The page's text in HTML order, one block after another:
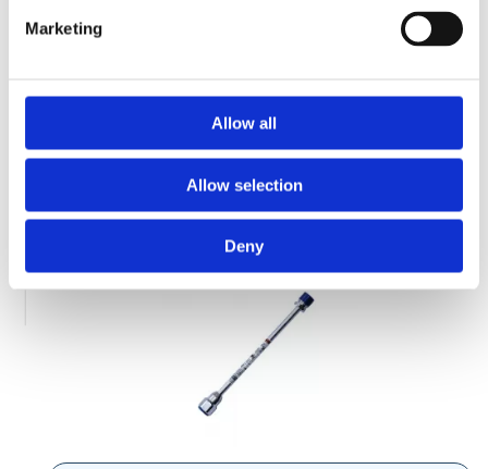
Marketing
Allow all
Allow selection
Deny